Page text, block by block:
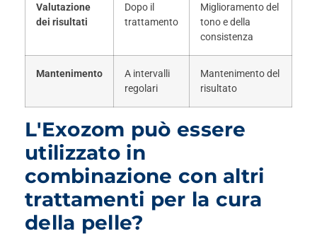
Valutazione
dei risultati
Dopo il
trattamento
Miglioramento del
tono e della
consistenza
Mantenimento
A intervalli
regolari
Mantenimento del
risultato
L'Exozom può essere
utilizzato in
combinazione con altri
trattamenti per la cura
della pelle?